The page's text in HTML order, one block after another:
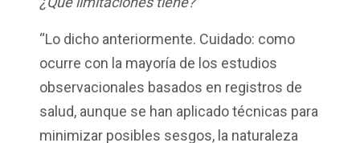
“Lo dicho anteriormente. Cuidado: como
ocurre con la mayoría de los estudios
observacionales basados en registros de
salud, aunque se han aplicado técnicas para
minimizar posibles sesgos, la naturaleza